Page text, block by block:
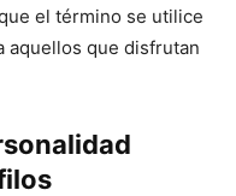
el término se utilice
aquellos que disfrutan